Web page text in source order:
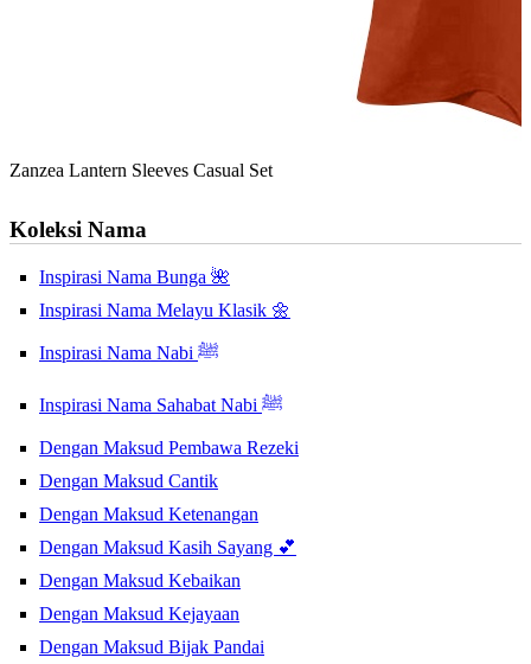
Zanzea Lantern Sleeves Casual Set
Koleksi Nama
Inspirasi Nama Bunga 🌺
Inspirasi Nama Melayu Klasik 🌼
Inspirasi Nama Nabi ﷺ
Inspirasi Nama Sahabat Nabi ﷺ
Dengan Maksud Pembawa Rezeki
Dengan Maksud Cantik
Dengan Maksud Ketenangan
Dengan Maksud Kasih Sayang 💕
Dengan Maksud Kebaikan
Dengan Maksud Kejayaan
Dengan Maksud Bijak Pandai